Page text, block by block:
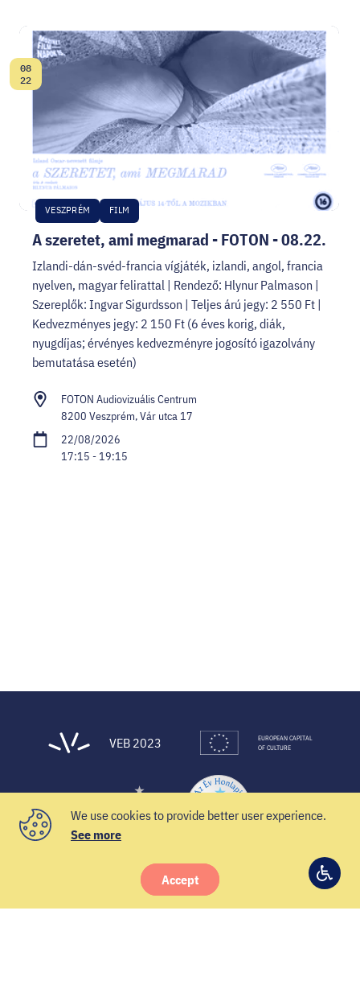
© 2021 Veszprém-Balaton 2023
A szeretet, ami megmarad - FOTON - 08.22.
VESZPRÉM FILM
Date:
08
22
Izlandi-dán-svéd-francia vígjáték, izlandi, angol, francia
nyelven, magyar felirattal | Rendező: Hlynur Palmason |
Szereplők: Ingvar Sigurdsson | Teljes árú jegy: 2 550 Ft |
Kedvezményes jegy: 2 150 Ft (6 éves korig, diák,
nyugdíjas; érvényes kedvezményre jogosító igazolvány
bemutatása esetén)
FOTON Audiovizuális Centrum
8200 Veszprém, Vár utca 17
22/08/2026
17:15 - 19:15
VEB 2023
EUROPEAN CAPITAL
OF CULTURE
InstagramYouTube
We use cookies to provide better user experience.
See more
Accept